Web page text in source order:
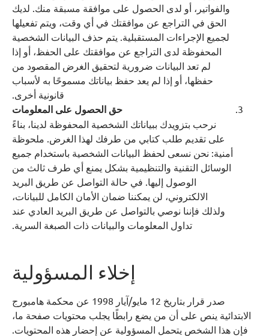
والفواتير، أو لدى الحصول على موافقة مسبقة منك. لديك
الحق في التراجع عن موافقتك في أي وقت، ويتم تفعيلها
لجميع الإجراءات المستقبلية. يتم حذف البيانات الشخصية
المحفوظة لدى التراجع عن موافقتك على الحفظ، أو إذا
لم تعد البيانات ضرورية لتحقيق الغرض المقصود من
حفظها، أو إذا لم يعد حفظ بياناتك مسموحًا به لأسباب
قانونية أخرى.
حق الحصول على المعلومات
نرحب بتزويدك ببياناتك الشخصية المحفوظة لدينا، بناءً
على تقديم طلب كتابي من طرفك لهذا الغرض. ملحوظة
أمنية: نحن نسعى لحفظ البيانات الشخصية باستخدام جميع
الوسائل التقنية والتنظيمية بشكل يمنع أي طرف ثالث من
الوصول إليها. في حالة التواصل عن طريق البريد
الالكتروني، لن يمكننا ضمان الأمان الكامل للبيانات،
ولذلك فإننا نوصي بالتواصل عن طريق البريد العادي عند
تداول المعلومات والبيانات ذات الصبغة السرية.
إخلاء المسؤولية
صدر قرار بتاريخ 12 مايو/آيار 1998 عن محكمة هامبورج
الابتدائية ينص على أن من يضع رابطًا يجلب محتويات صفحة ما،
فإن هذا الشخص يتحمل المسؤولية عن إحضار هذه المحتويات.